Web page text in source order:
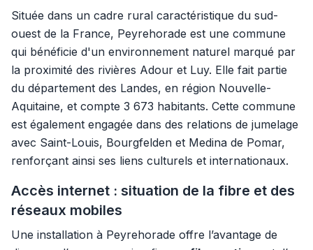
Située dans un cadre rural caractéristique du sud-
ouest de la France, Peyrehorade est une commune
qui bénéficie d'un environnement naturel marqué par
la proximité des rivières Adour et Luy. Elle fait partie
du département des Landes, en région Nouvelle-
Aquitaine, et compte 3 673 habitants. Cette commune
est également engagée dans des relations de jumelage
avec Saint-Louis, Bourgfelden et Medina de Pomar,
renforçant ainsi ses liens culturels et internationaux.
Accès internet : situation de la fibre et des
réseaux mobiles
Une installation à Peyrehorade offre l’avantage de